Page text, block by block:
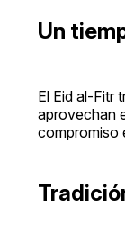
Un
El Eid al-Fitr
aprovechan
compromiso